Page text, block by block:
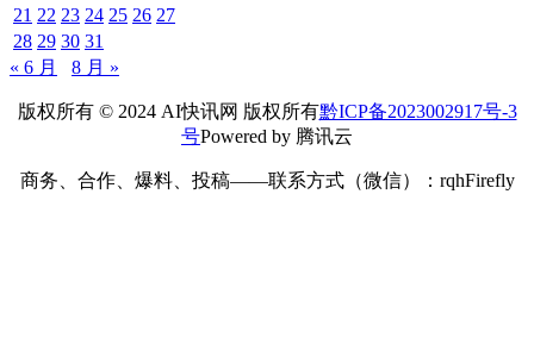
21 22 23 24 25 26 27
28 29 30 31
« 6 月
8 月 »
版权所有 © 2024 AI快讯网 版权所有黔ICP备2023002917号-3
号Powered by 腾讯云
商务、合作、爆料、投稿——联系方式（微信）：rqhFirefly